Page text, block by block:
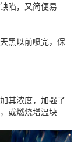
陷，又简便易
黑以前喷完，保
其浓度，加强了
或燃烧增温块